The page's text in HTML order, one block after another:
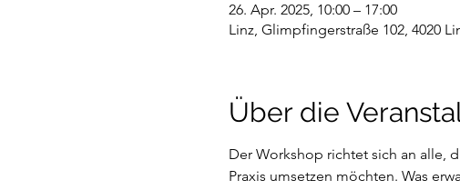
26. Apr. 2025, 10:00 – 17:00
Linz, Glimpfingerstraße 102, 4020
Über die
Der Workshop richtet sich an alle,
Praxis umsetzen möchten. Was